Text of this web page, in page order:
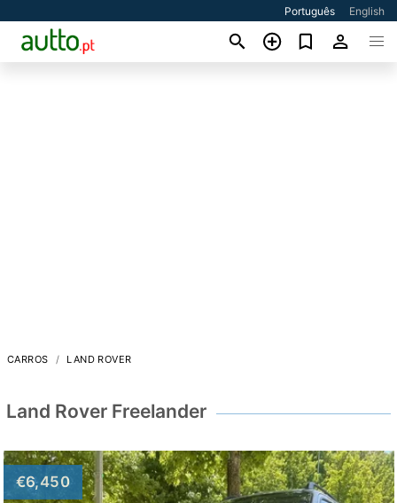
Português English
CARROS LAND ROVER
Land Rover Freelander
€6,450